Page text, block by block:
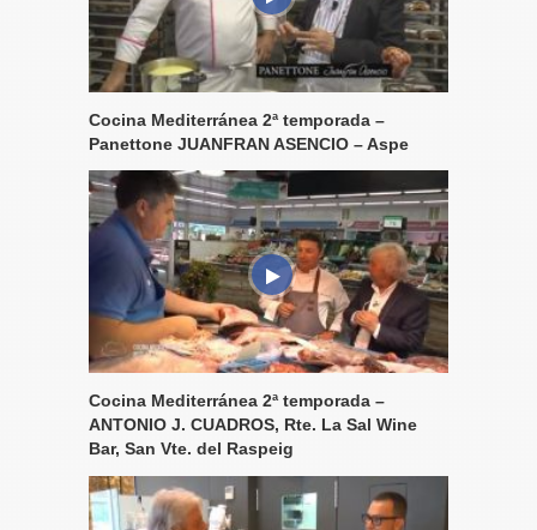
Cocina Mediterránea 2ª temporada –
Panettone JUANFRAN ASENCIO – Aspe
Cocina Mediterránea 2ª temporada –
ANTONIO J. CUADROS, Rte. La Sal Wine
Bar, San Vte. del Raspeig